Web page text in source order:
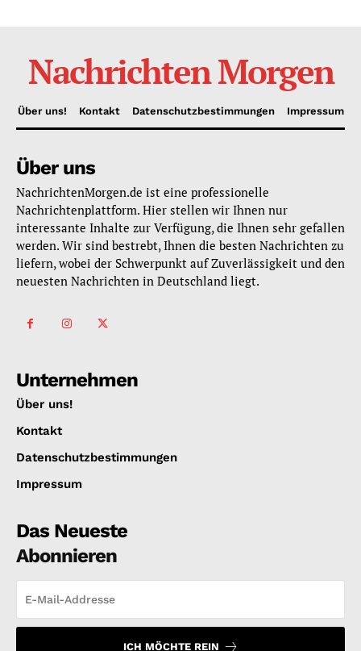
Nachrichten Morgen
Über uns! Kontakt Datenschutzbestimmungen Impressum
Über uns
NachrichtenMorgen.de ist eine professionelle
Nachrichtenplattform. Hier stellen wir Ihnen nur
interessante Inhalte zur Verfügung, die Ihnen sehr gefallen
werden. Wir sind bestrebt, Ihnen die besten Nachrichten zu
liefern, wobei der Schwerpunkt auf Zuverlässigkeit und den
neuesten Nachrichten in Deutschland liegt.
Unternehmen
Über uns!
Kontakt
Datenschutzbestimmungen
Impressum
Das Neueste
Abonnieren
ICH MÖCHTE REIN